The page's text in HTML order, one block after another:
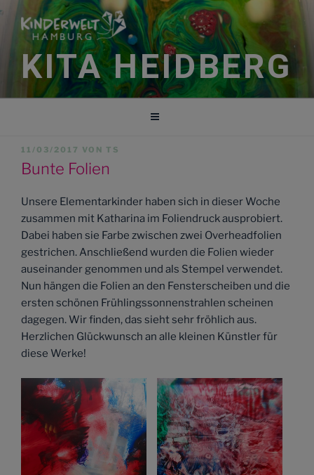
Zum
Inhalt
springen
KITA HEIDBERG
VERÖFFENTLICHT
AM
11/03/2017 VON TS
Bunte Folien
Unsere Elementarkinder haben sich in dieser Woche
zusammen mit Katharina im Foliendruck ausprobiert.
Dabei haben sie Farbe zwischen zwei Overheadfolien
gestrichen. Anschließend wurden die Folien wieder
auseinander genommen und als Stempel verwendet.
Nun hängen die Folien an den Fensterscheiben und die
ersten schönen Frühlingssonnenstrahlen scheinen
dagegen. Wir finden, das sieht sehr fröhlich aus.
Herzlichen Glückwunsch an alle kleinen Künstler für
diese Werke!